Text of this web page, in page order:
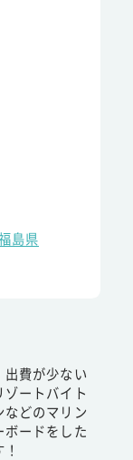
島県
出費が少ない
ートバイト
どのマリン
ボードをした